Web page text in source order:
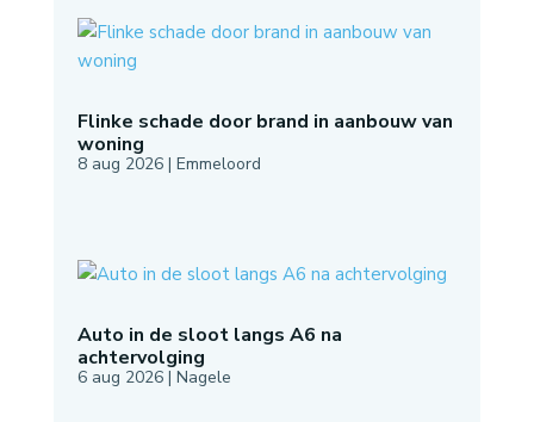
Flinke schade door brand in aanbouw van
woning
8 aug 2026| Emmeloord
Auto in de sloot langs A6 na
achtervolging
6 aug 2026| Nagele